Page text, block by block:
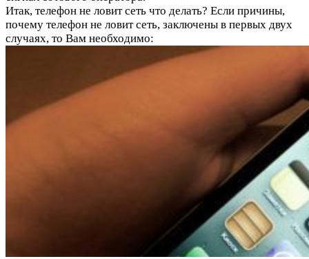
Итак, телефон не ловит сеть что делать? Если причины,
почему телефон не ловит сеть, заключены в первых двух
случаях, то Вам необходимо: